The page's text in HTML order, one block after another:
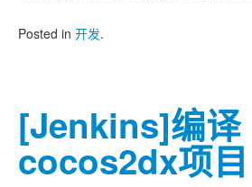
Posted in 开发.
[Jenkins]编译
cocos2dx项目